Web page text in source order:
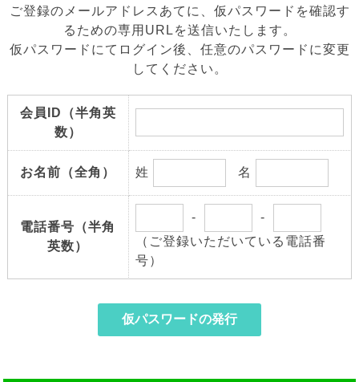
ご登録のメールアドレスあてに、仮パスワードを確認す
るための専用URLを送信いたします。
仮パスワードにてログイン後、任意のパスワードに変更
してください。
会員ID（半角英
数）
お名前（全角） 姓 名
電話番号（半角
英数）
-
-
（ご登録いただいている電話番
号）